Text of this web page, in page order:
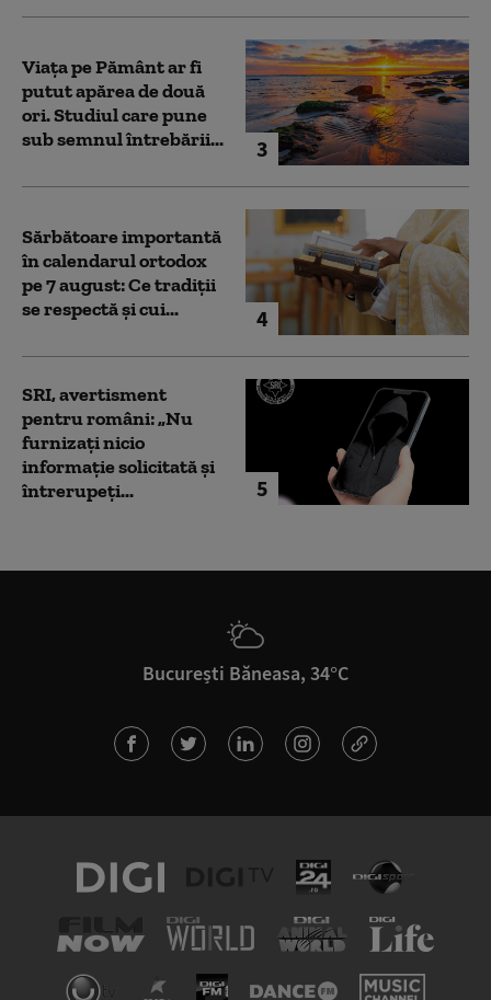
3
Viața pe Pământ ar fi
putut apărea de două
ori. Studiul care pune
sub semnul întrebării...
4
Sărbătoare importantă
în calendarul ortodox
pe 7 august: Ce tradiții
se respectă și cui...
5
SRI, avertisment
pentru români: „Nu
furnizați nicio
informație solicitată și
întrerupeți...
București Băneasa, 34°C